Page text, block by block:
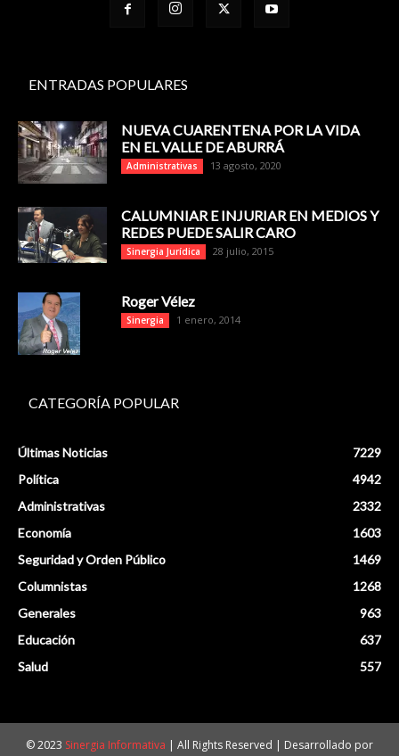
ENTRADAS POPULARES
NUEVA CUARENTENA POR LA VIDA
EN EL VALLE DE ABURRÁ
Administrativas 13 agosto, 2020
CALUMNIAR E INJURIAR EN MEDIOS Y
REDES PUEDE SALIR CARO
Sinergia Jurídica 28 julio, 2015
Roger Vélez
Sinergia 1 enero, 2014
CATEGORÍA POPULAR
Últimas Noticias
7229
Política
4942
Administrativas
2332
Economía
1603
Seguridad y Orden Público
1469
Columnistas
1268
Generales
963
Educación
637
Salud
557
© 2023 Sinergia Informativa | All Rights Reserved | Desarrollado por